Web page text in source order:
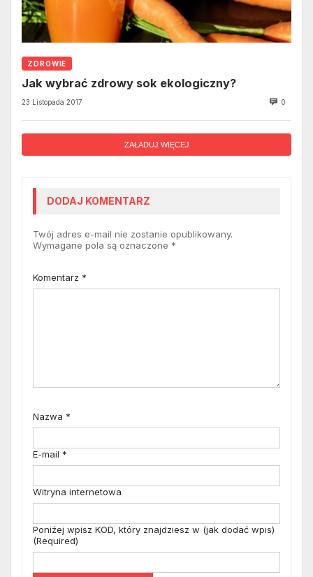
ZDROWIE
Jak wybrać zdrowy sok ekologiczny?
23 Listopada 2017 0
ZAŁADUJ WIĘCEJ
DODAJ KOMENTARZ
Twój adres e-mail nie zostanie opublikowany.
Wymagane pola są oznaczone *
Komentarz *
Nazwa *
E-mail *
Witryna internetowa
Poniżej wpisz KOD, który znajdziesz w (jak dodać wpis)
(Required)